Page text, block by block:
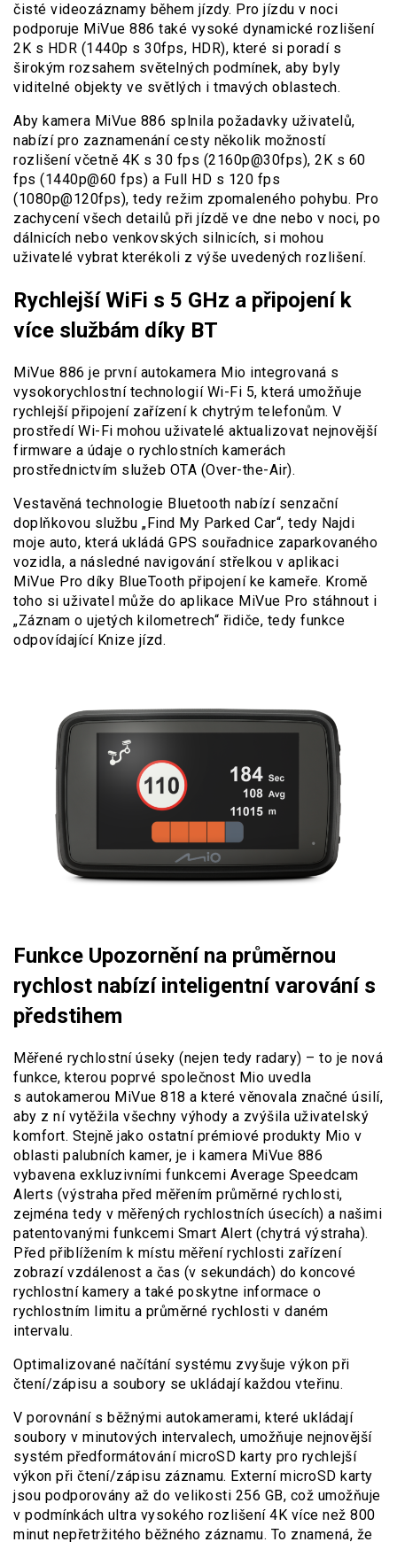
čisté videozáznamy během jízdy. Pro jízdu v noci
podporuje MiVue 886 také vysoké dynamické rozlišení
2K s HDR (1440p s 30fps, HDR), které si poradí s
širokým rozsahem světelných podmínek, aby byly
viditelné objekty ve světlých i tmavých oblastech.
Aby kamera MiVue 886 splnila požadavky uživatelů,
nabízí pro zaznamenání cesty několik možností
rozlišení včetně 4K s 30 fps (2160p@30fps), 2K s 60
fps (1440p@60 fps) a Full HD s 120 fps
(1080p@120fps), tedy režim zpomaleného pohybu. Pro
zachycení všech detailů při jízdě ve dne nebo v noci, po
dálnicích nebo venkovských silnicích, si mohou
uživatelé vybrat kterékoli z výše uvedených rozlišení.
Rychlejší WiFi s 5 GHz a připojení k
více službám díky BT
MiVue 886 je první autokamera Mio integrovaná s
vysokorychlostní technologií Wi-Fi 5, která umožňuje
rychlejší připojení zařízení k chytrým telefonům. V
prostředí Wi-Fi mohou uživatelé aktualizovat nejnovější
firmware a údaje o rychlostních kamerách
prostřednictvím služeb OTA (Over-the-Air).
Vestavěná technologie Bluetooth nabízí senzační
doplňkovou službu „Find My Parked Car“, tedy Najdi
moje auto, která ukládá GPS souřadnice zaparkovaného
vozidla, a následné navigování střelkou v aplikaci
MiVue Pro díky BlueTooth připojení ke kameře. Kromě
toho si uživatel může do aplikace MiVue Pro stáhnout i
„Záznam o ujetých kilometrech“ řidiče, tedy funkce
odpovídající Knize jízd.
Funkce Upozornění na průměrnou
rychlost nabízí inteligentní varování s
předstihem
Měřené rychlostní úseky (nejen tedy radary) – to je nová
funkce, kterou poprvé společnost Mio uvedla
s autokamerou MiVue 818 a které věnovala značné úsilí,
aby z ní vytěžila všechny výhody a zvýšila uživatelský
komfort. Stejně jako ostatní prémiové produkty Mio v
oblasti palubních kamer, je i kamera MiVue 886
vybavena exkluzivními funkcemi Average Speedcam
Alerts (výstraha před měřením průměrné rychlosti,
zejména tedy v měřených rychlostních úsecích) a našimi
patentovanými funkcemi Smart Alert (chytrá výstraha).
Před přiblížením k místu měření rychlosti zařízení
zobrazí vzdálenost a čas (v sekundách) do koncové
rychlostní kamery a také poskytne informace o
rychlostním limitu a průměrné rychlosti v daném
intervalu.
Optimalizované načítání systému zvyšuje výkon při
čtení/zápisu a soubory se ukládají každou vteřinu.
V porovnání s běžnými autokamerami, které ukládají
soubory v minutových intervalech, umožňuje nejnovější
systém předformátování microSD karty pro rychlejší
výkon při čtení/zápisu záznamu. Externí microSD karty
jsou podporovány až do velikosti 256 GB, což umožňuje
v podmínkách ultra vysokého rozlišení 4K více než 800
minut nepřetržitého běžného záznamu. To znamená, že